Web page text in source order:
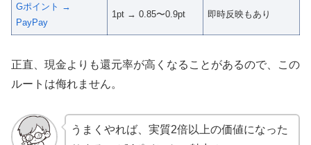
Gポイント →
PayPay
1pt → 0.85〜0.9pt 即時反映もあり
正直、現金よりも還元率が高くなることがあるので、この
ルートは侮れません。
うまくやれば、実質2倍以上の価値になった